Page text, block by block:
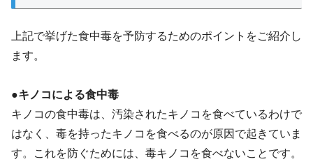
上記で挙げた食中毒を予防するためのポイントをご紹介し
ます。
●キノコによる食中毒
キノコの食中毒は、汚染されたキノコを食べているわけで
はなく、毒を持ったキノコを食べるのが原因で起きていま
す。これを防ぐためには、毒キノコを食べないことです。